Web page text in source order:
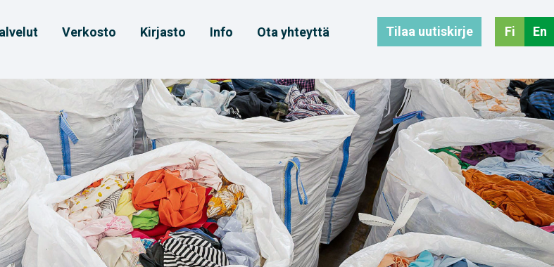
Verkosto Kirjasto Info Ota yhteyttä Tilaa uutiskirje Fi En